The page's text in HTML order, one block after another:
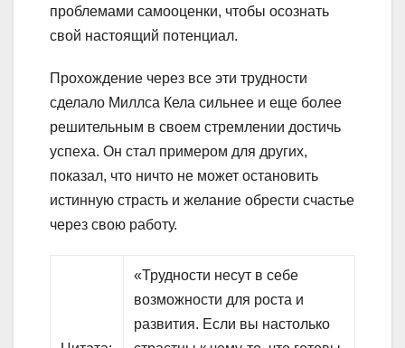
проблемами самооценки, чтобы осознать
свой настоящий потенциал.
Прохождение через все эти трудности
сделало Миллса Кела сильнее и еще более
решительным в своем стремлении достичь
успеха. Он стал примером для других,
показал, что ничто не может остановить
истинную страсть и желание обрести счастье
через свою работу.
«Трудности несут в себе
возможности для роста и
развития. Если вы настолько